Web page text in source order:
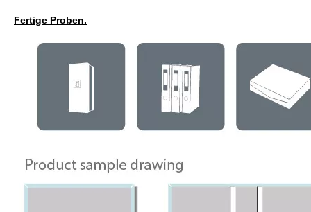
Fertige Proben.